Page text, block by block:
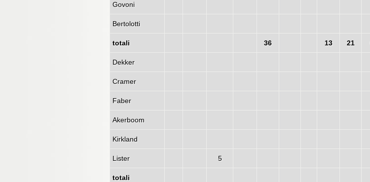
Govoni
Bertolotti
totali 36 13 21
Dekker
Cramer
Faber
Akerboom
Kirkland
Lister 5
totali